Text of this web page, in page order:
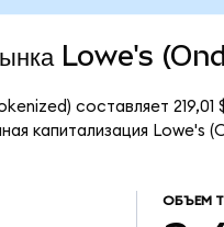
Lowe's
составляет
капитализация Lowe's
ОБЪЕМ